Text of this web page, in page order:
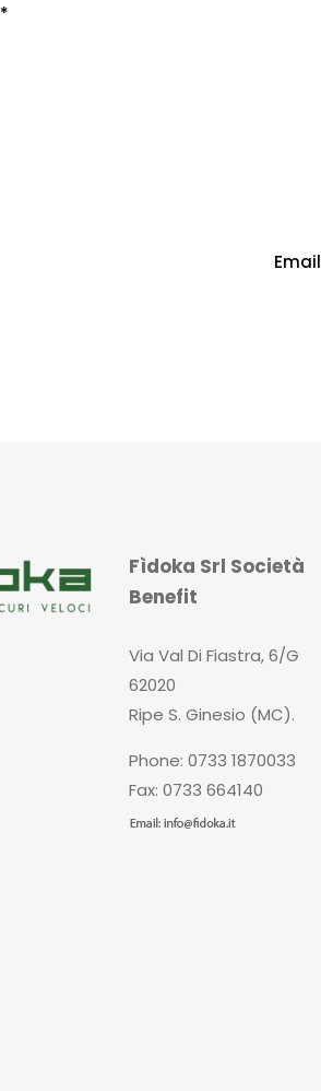
*
Email
Fìdoka Srl Società
Benefit
Via Val Di Fiastra, 6/G
62020
Ripe S. Ginesio (MC).
Phone: 0733 1870033
Fax: 0733 664140